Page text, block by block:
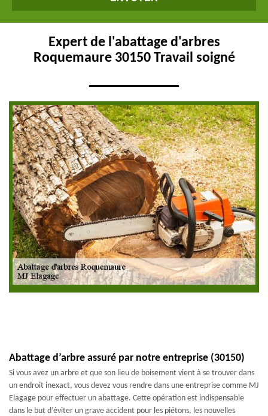
Expert de l'abattage d'arbres
Roquemaure 30150 Travail soigné
Abattage d’arbre assuré par notre entreprise (30150)
Si vous avez un arbre et que son lieu de boisement vient à se trouver dans
un endroit inexact, vous devez vous rendre dans une entreprise comme MJ
Elagage pour effectuer un abattage. Cette opération est indispensable
dans le but d’éviter un grave accident pour les piétons, les nouvelles